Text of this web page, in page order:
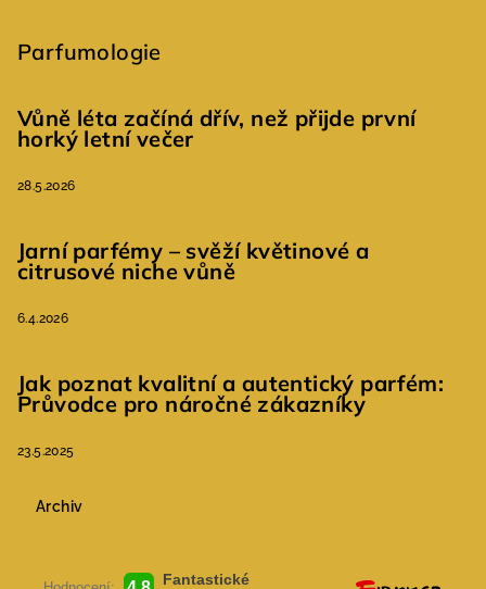
Parfumologie
Vůně léta začíná dřív, než přijde první
horký letní večer
28.5.2026
Jarní parfémy – svěží květinové a
citrusové niche vůně
6.4.2026
Jak poznat kvalitní a autentický parfém:
Průvodce pro náročné zákazníky
23.5.2025
Archiv